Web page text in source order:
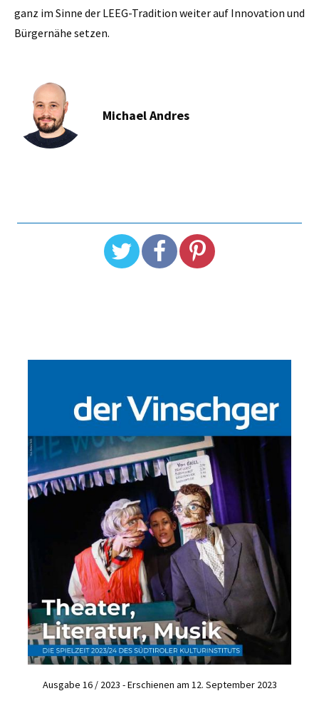
ganz im Sinne der LEEG-Tradition weiter auf Innovation und
Bürgernähe setzen.
Michael Andres
Ausgabe 16 / 2023 - Erschienen am 12. September 2023